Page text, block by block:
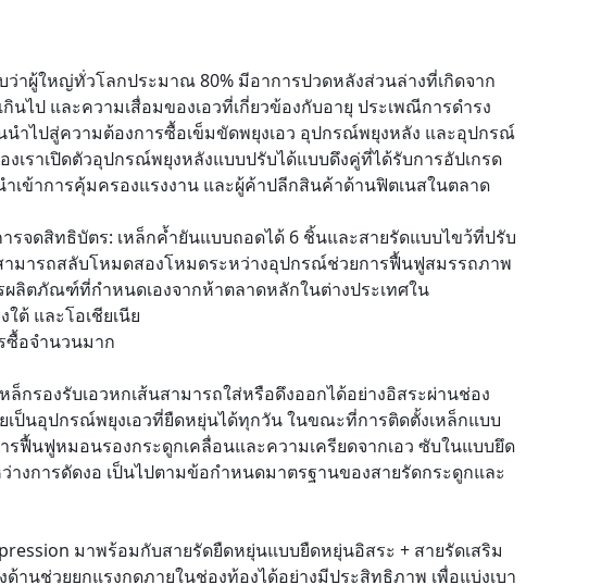
ว่าผู้ใหญ่ทั่วโลกประมาณ 80% มีอาการปวดหลังส่วนล่างที่เกิดจาก
ไป และความเสื่อมของเอวที่เกี่ยวข้องกับอายุ ประเพณีการดำรง
ำไปสู่ความต้องการซื้อเข็มขัดพยุงเอว อุปกรณ์พยุงหลัง และอุปกรณ์
เราเปิดตัวอุปกรณ์พยุงหลังแบบปรับได้แบบดึงคู่ที่ได้รับการอัปเกรด
เข้าการคุ้มครองแรงงาน และผู้ค้าปลีกสินค้าด้านฟิตเนสในตลาด
จดสิทธิบัตร: เหล็กค้ำยันแบบถอดได้ 6 ชิ้นและสายรัดแบบไขว้ที่ปรับ
มารถสลับโหมดสองโหมดระหว่างอุปกรณ์ช่วยการฟื้นฟูสมรรถภาพ
ลิตภัณฑ์ที่กำหนดเองจากห้าตลาดหลักในต่างประเทศใน
ต้ และโอเชียเนีย
ซื้อจำนวนมาก
ล็กรองรับเอวหกเส้นสามารถใส่หรือดึงออกได้อย่างอิสระผ่านช่อง
เป็นอุปกรณ์พยุงเอวที่ยืดหยุ่นได้ทุกวัน ในขณะที่การติดตั้งเหล็กแบบ
ฟื้นฟูหมอนรองกระดูกเคลื่อนและความเครียดจากเอว ซับในแบบยึด
งการดัดงอ เป็นไปตามข้อกำหนดมาตรฐานของสายรัดกระดูกและ
มาพร้อมกับสายรัดยืดหยุ่นแบบยืดหยุ่นอิสระ + สายรัดเสริม
นช่วยยกแรงกดภายในช่องท้องได้อย่างมีประสิทธิภาพ เพื่อแบ่งเบา